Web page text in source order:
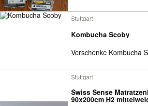
Stuttgart
Kombucha Scoby
Verschenke Kombucha
Stuttgart
Swiss Sense
90x200cm H2